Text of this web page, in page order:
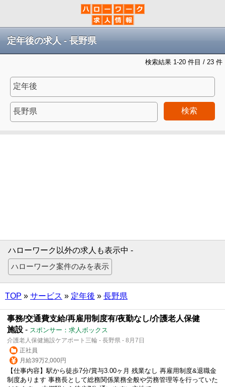
定年後の求人 - 長野県
検索結果 1-20 件目 / 23 件
検索
ハローワーク以外の求人も表示中 -
TOP » サービス » 定年後 » 長野県
事務/交通費支給/再雇用制度有/夜勤なし/介護老人保健
施設 - スポンサー：求人ボックス
介護老人保健施設ケアポート三輪 - 長野県 - 8月7日
正社員
月給39万2,000円
【仕事内容】駅から徒歩7分/賞与3.00ヶ月 残業なし 再雇用制度&退職金
制度あります 事務長として総務関係業務全般や労務管理等を行っていた